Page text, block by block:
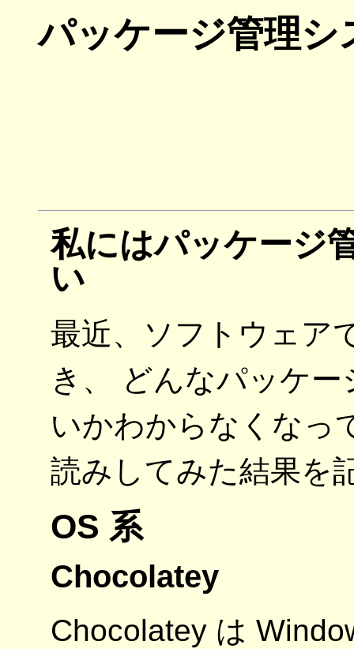
パッケージ管理シ
私にはパッケージ
い
最近、ソフトウェア
き、 どんなパッケ
いかわからなくなっ
読みしてみた結果を
OS 系
Chocolatey
Chocolatey は